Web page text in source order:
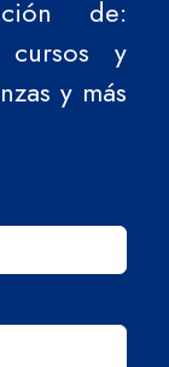
de:
cursos y
y más